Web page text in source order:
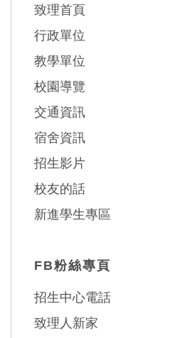
致理首頁
行政單位
教學單位
校園導覽
交通資訊
宿舍資訊
招生影片
校友的話
新進學生專區
FB粉絲專頁
招生中心電話
致理人新家